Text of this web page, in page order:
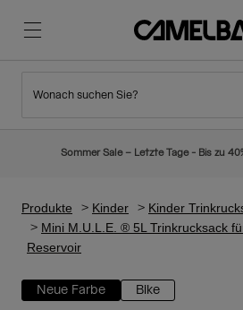
Neuigkeiten
Trinkrucksäcke
Trinkwesten
Wandern
Weg mit Wegwerfartikel
Wonach suchen Sie?
Sommer Sale – Letzte Tage - Bis zu
Produkte Kinder
Kinder
Mini M.U.L.E. ® 5L Trinkrucksack
Reservoir
Neue Farbe Bike